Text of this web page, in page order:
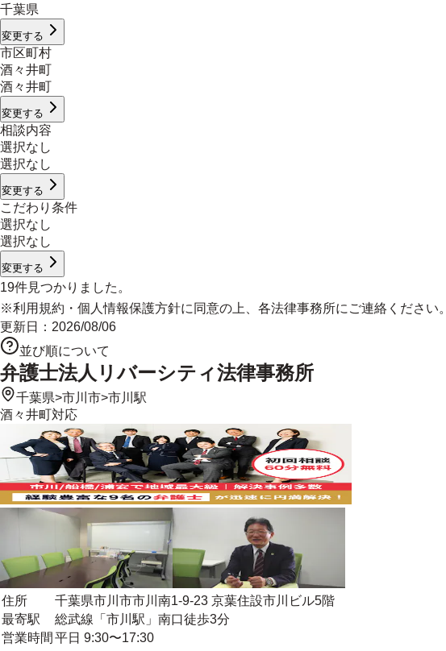
千葉県
変更する
市区町村
酒々井町
酒々井町
変更する
相談内容
選択なし
選択なし
変更する
こだわり条件
選択なし
選択なし
変更する
19件見つかりました。
※利用規約 ・ 個人情報保護方針に同意の上、各法律事務所にご連絡ください。
更新日： 2026/08/06
並び順について
弁護士法人リバーシティ法律事務所
千葉県>市川市>市川駅
酒々井町対応
住所
千葉県市川市市川南1-9-23 京葉住設市川ビル5階
最寄駅
総武線「市川駅」南口徒歩3分
営業時間 平日 9:30〜17:30